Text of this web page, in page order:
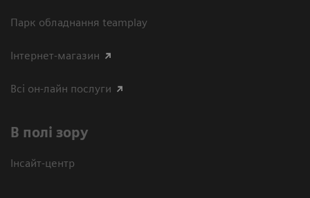
Парк обладнання teamplay
Інтернет-магазин
Всі он-лайн послуги
В полі зору
Інсайт-центр